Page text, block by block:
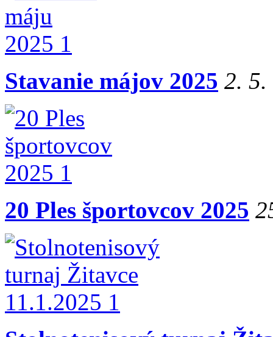
Stavanie májov 2025 2. 5.
20 Ples športovcov 2025